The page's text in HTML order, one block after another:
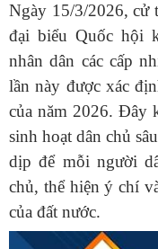
Ngày 15/3/2026, cử
đại biểu Quốc hội
nhân dân các cấp
lần này được xác
của năm 2026. Đây
sinh hoạt dân chủ
dịp để mỗi người
chủ, thể hiện ý chí
của đất nước.